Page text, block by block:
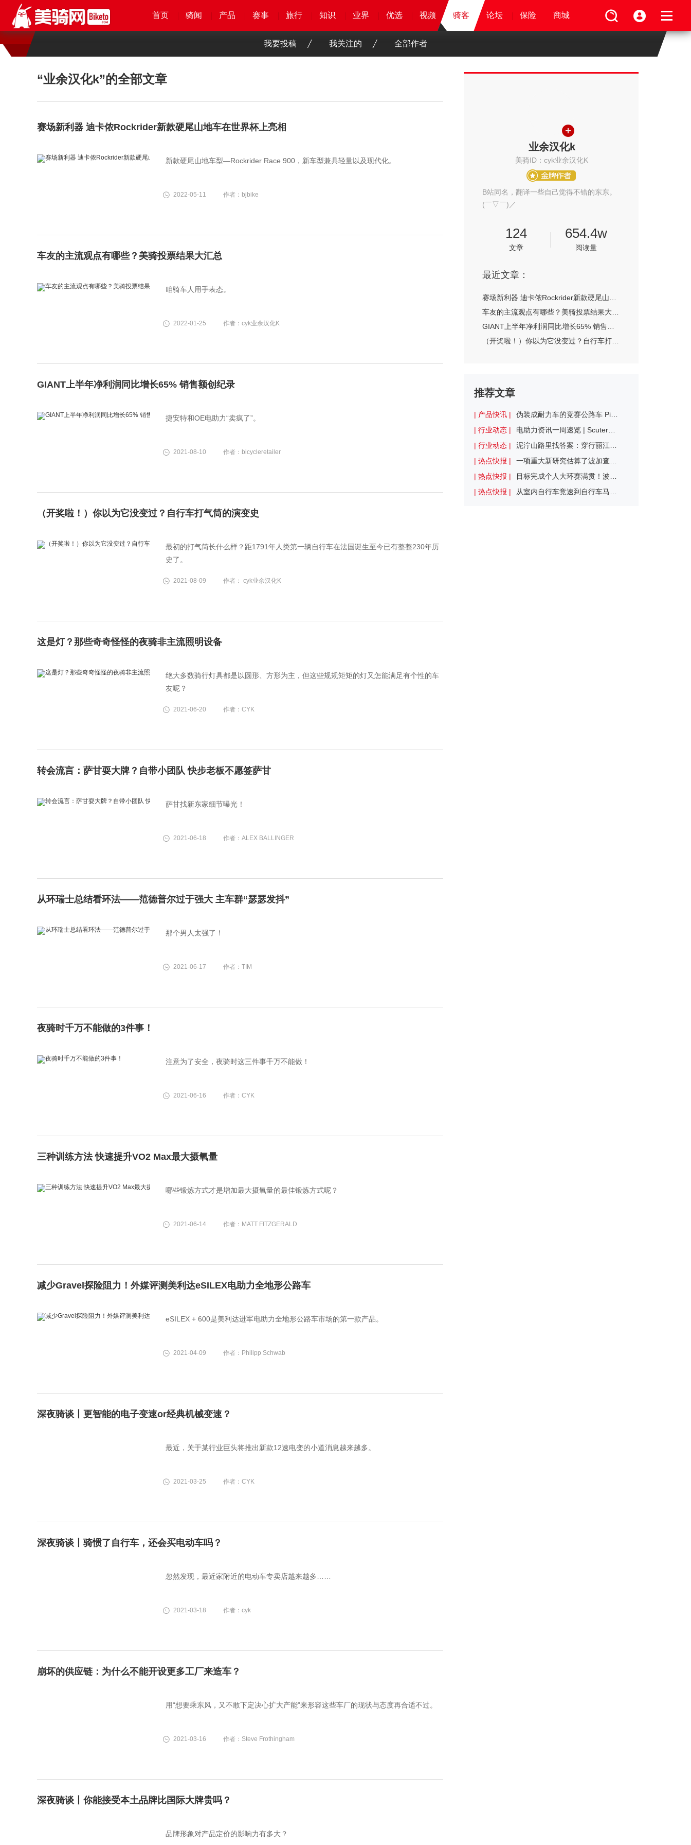
首页 骑闻 产品 赛事 旅行 知识 业界 优选 保险 商城
首页 骑闻 产品 赛事 旅行 知识 业界 优选 骑客 视频 论坛 保险 商城
首页 骑闻 产品 赛事 旅行 知识 业界 优选 视频 骑客 论坛 保险 商城
首页 骑闻 产品 赛事 旅行 知识 业界 优选 视频 骑客 论坛 保险 商城
我要投稿 我关注的 全部作者
“业余汉化k”的全部文章
赛场新利器 迪卡侬Rockrider新款硬尾山地车在世界杯上亮相
新款硬尾山地车型—Rockrider Race 900，新车型兼具轻量以及现代化。
2022-05-11 作者：bjbike
车友的主流观点有哪些？美骑投票结果大汇总
咱骑车人用手表态。
2022-01-25 作者：cyk业余汉化K
GIANT上半年净利润同比增长65% 销售额创纪录
捷安特和OE电助力“卖疯了”。
2021-08-10 作者：bicycleretailer
（开奖啦！）你以为它没变过？自行车打气筒的演变史
最初的打气筒长什么样？距1791年人类第一辆自行车在法国诞生至今已有整整230年历
史了。
2021-08-09 作者： cyk业余汉化K
这是灯？那些奇奇怪怪的夜骑非主流照明设备
绝大多数骑行灯具都是以圆形、方形为主，但这些规规矩矩的灯又怎能满足有个性的车
友呢？
2021-06-20 作者：CYK
转会流言：萨甘耍大牌？自带小团队 快步老板不愿签萨甘
萨甘找新东家细节曝光！
2021-06-18 作者：ALEX BALLINGER
从环瑞士总结看环法——范德普尔过于强大 主车群“瑟瑟发抖”
那个男人太强了！
2021-06-17 作者：TIM
夜骑时千万不能做的3件事！
注意为了安全，夜骑时这三件事千万不能做！
2021-06-16 作者：CYK
三种训练方法 快速提升VO2 Max最大摄氧量
哪些锻炼方式才是增加最大摄氧量的最佳锻炼方式呢？
2021-06-14 作者：MATT FITZGERALD
减少Gravel探险阻力！外媒评测美利达eSILEX电助力全地形公路车
eSILEX + 600是美利达进军电助力全地形公路车市场的第一款产品。
2021-04-09 作者：Philipp Schwab
深夜骑谈丨更智能的电子变速or经典机械变速？
最近，关于某行业巨头将推出新款12速电变的小道消息越来越多。
2021-03-25 作者：CYK
深夜骑谈丨骑惯了自行车，还会买电动车吗？
忽然发现，最近家附近的电动车专卖店越来越多……
2021-03-18 作者：cyk
崩坏的供应链：为什么不能开设更多工厂来造车？
用“想要乘东风，又不敢下定决心扩大产能”来形容这些车厂的现状与态度再合适不过。
2021-03-16 作者：Steve Frothingham
深夜骑谈丨你能接受本土品牌比国际大牌贵吗？
品牌形象对产品定价的影响力有多大？
业余汉化k
美骑ID：cyk业余汉化K
B站同名，翻译一些自己觉得不错的东东。
(￣▽￣)／
124
文章
654.4w
阅读量
最近文章：
推荐文章
| 产品快讯 |
| 行业动态 |
| 行业动态 |
| 热点快报 |
| 热点快报 |
| 热点快报 |